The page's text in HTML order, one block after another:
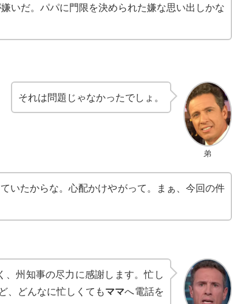
いだ。パパに門限を決められた嫌な思い出しかな
弟
それは問題じゃなかったでしょ。
いたからな。心配かけやがって。まぁ、今回の件
州知事の尽力に感謝します。忙し
、どんなに忙しくてもママへ電話を